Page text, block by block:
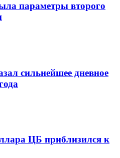
параметры второго
сильнейшее дневное
ЦБ приблизился к